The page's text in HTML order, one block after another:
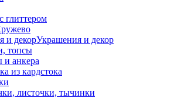
глиттером
Украшения и декор
топсы
и анкера
из кардстока
листочки, тычинки